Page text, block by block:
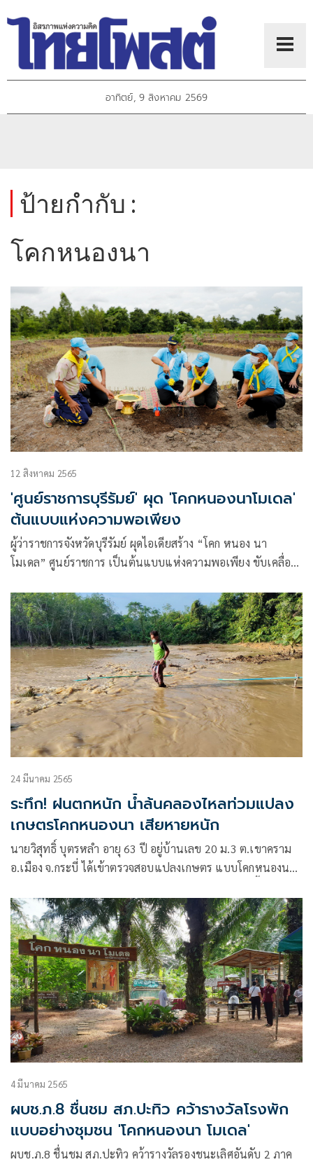
อาทิตย์, 9 สิงหาคม 2569
ป้ายกำกับ :
โคกหนองนา
12 สิงหาคม 2565
'ศูนย์ราชการบุรีรัมย์' ผุด 'โคกหนองนาโมเดล'
ต้นแบบแห่งความพอเพียง
ผู้ว่าราชการจังหวัดบุรีรัมย์ ผุดไอเดียสร้าง “โคก หนอง นา
โมเดล” ศูนย์ราชการ เป็นต้นแบบแห่งความพอเพียง ขับเคลื่อน
24 มีนาคม 2565
ระทึก! ฝนตกหนัก น้ำล้นคลองไหลท่วมแปลง
เกษตรโคกหนองนา เสียหายหนัก
นายวิสุทธิ์ บุตรหลำ อายุ 63 ปี อยู่บ้านเลข 20 ม.3 ต.เขาคราม
อ.เมือง จ.กระบี่ ได้เข้าตรวจสอบแปลงเกษตร แบบโคกหนองนา
ว่าพันธ์ุไม้หลายชนิด ทั้งผักสวนครัว ไม้ผล ถูกน้ำหลาก ได้รับ
ความเสียหาย นอกจากนี้ก็มีคันบ่อปลา
4 มีนาคม 2565
ผบช.ภ.8 ชื่นชม สภ.ปะทิว คว้ารางวัลโรงพัก
แบบอย่างชุมชน 'โคกหนองนา โมเดล'
ผบช.ภ.8 ชื่นชม สภ.ปะทิว คว้ารางวัลรองชนะเลิศอันดับ 2 ภาค